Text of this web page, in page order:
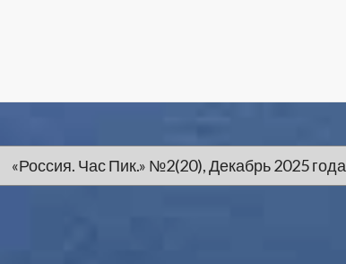
«Россия. Час Пик.» №2(20), Декабрь 2025 года